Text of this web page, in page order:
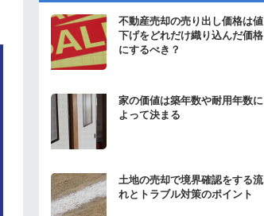
不動産売却の売り出し価格は値
下げをどれだけ織り込んだ価格
にするべき？
家の価値は築年数や耐用年数に
よって決まる
土地の売却で境界確認をする流
れとトラブル対策のポイント